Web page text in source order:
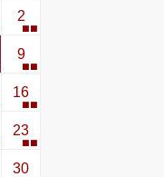
2
9
16
23
30